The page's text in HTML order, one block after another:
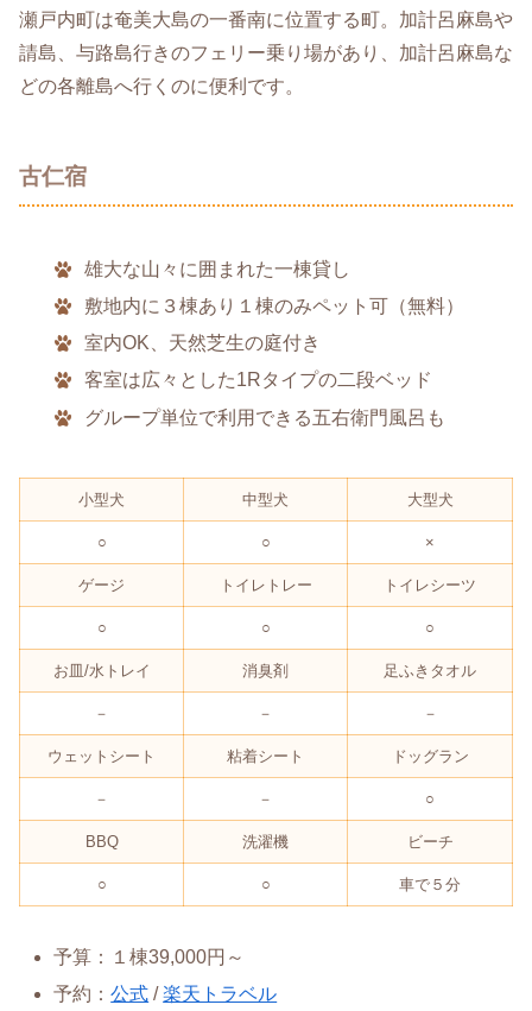
瀬戸内町は奄美大島の一番南に位置する町。加計呂麻島や
請島、与路島行きのフェリー乗り場があり、加計呂麻島な
どの各離島へ行くのに便利です。
古仁宿
雄大な山々に囲まれた一棟貸し
敷地内に３棟あり１棟のみペット可（無料）
室内OK、天然芝生の庭付き
客室は広々とした1Rタイプの二段ベッド
グループ単位で利用できる五右衛門風呂も
小型犬 中型犬 大型犬
○ ○ ×
ゲージ トイレトレー トイレシーツ
○ ○ ○
お皿/水トレイ 消臭剤 足ふきタオル
－ － －
ウェットシート 粘着シート ドッグラン
－ － ○
BBQ 洗濯機 ビーチ
○ ○ 車で５分
予算：１棟39,000円～
予約：公式 /楽天トラベル